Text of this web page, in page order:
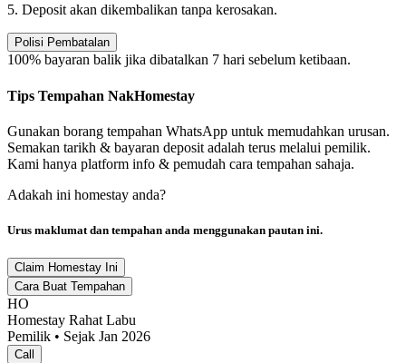
5. Deposit akan dikembalikan tanpa kerosakan.
Polisi Pembatalan
100% bayaran balik jika dibatalkan 7 hari sebelum ketibaan.
Tips Tempahan NakHomestay
Gunakan borang tempahan WhatsApp untuk memudahkan urusan.
Semakan tarikh & bayaran deposit adalah terus melalui pemilik.
Kami hanya platform info & pemudah cara tempahan sahaja.
Adakah ini homestay anda?
Urus maklumat dan tempahan anda menggunakan pautan ini.
Claim Homestay Ini
Cara Buat Tempahan
HO
Homestay Rahat Labu
Pemilik • Sejak Jan 2026
Call